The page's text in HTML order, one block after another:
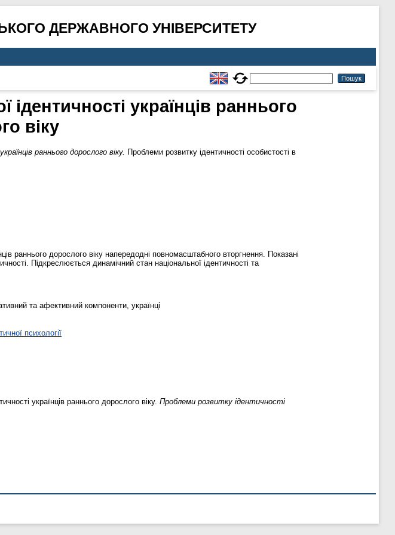
ДЕРЖАВНОГО УНІВЕРСИТЕТУ
українців раннього
віку
раннього дорослого віку. Проблеми розвитку ідентичності особистості в
раннього дорослого віку напередодні повномасштабного вторгнення. Показані
Підкреслюється динамічний стан національної ідентичності та
та афективний компоненти, українці
психології
українців раннього дорослого віку. Проблеми розвитку ідентичності